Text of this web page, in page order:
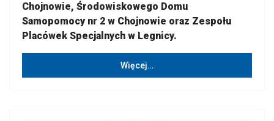
Chojnowie, Środowiskowego Domu
Samopomocy nr 2 w Chojnowie oraz Zespołu
Placówek Specjalnych w Legnicy.
Więcej…